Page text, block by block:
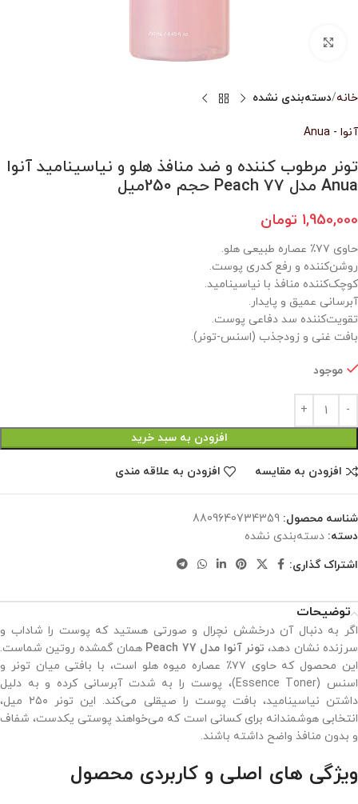
خانه دسته‌بندی نشده
آنوا - Anua
تونر مرطوب کننده و ضد منافذ هلو و نیاسینامید آنوا
Anua مدل Peach 77 حجم 250میل
1,950,000 تومان
حاوی ۷۷٪ عصاره طبیعی هلو.
روشن‌کننده و رفع کدری پوست.
کوچک‌کننده منافذ با نیاسینامید.
آبرسانی عمیق و پایدار.
تقویت‌کننده سد دفاعی پوست.
بافت غنی و زودجذب (اسنس-تونر).
موجود
افزودن به سبد خرید
افزودن به مقایسه افزودن به علاقه مندی
شناسه محصول: 8809640734359
دسته: دسته‌بندی نشده
اشتراک گذاری:
توضیحات
اگر به دنبال آن درخشش نچرال و صورتی هستید که پوست را شاداب و
سرزنده نشان دهد، تونر آنوا مدل Peach 77
همان گمشده روتین شماست.
این محصول که حاوی ۷۷٪ عصاره میوه هلو است، با بافتی میان تونر و
اسنس (Essence Toner)، پوست را به شدت آبرسانی کرده و به دلیل
داشتن نیاسینامید، بافت پوست را صیقلی می‌کند. این تونر ۲۵۰ میل،
انتخابی هوشمندانه برای کسانی است که می‌خواهند پوستی یکدست، شفاف
و بدون منافذ واضح داشته باشند.
ویژگی های اصلی و کاربردی محصول